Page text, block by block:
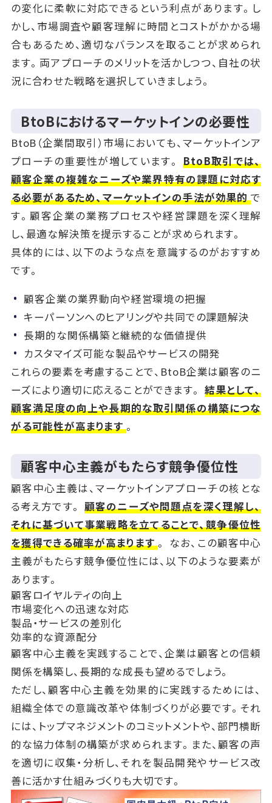
の変化に柔軟に対応できるという利点があります。し
かし、市場調査や顧客理解に時間とコストがかかる場
合もあるため、適切なバランスを取ることが求められ
ます。両アプローチのメリットを活かしつつ、自社の状
況に合わせた戦略を選択していきましょう。
BtoBにおけるマーケットインの必要性
BtoB（企業間取引）市場においても、マーケットインア
プローチの重要性が増しています。BtoB取引では、
顧客企業の複雑なニーズや業界特有の課題に対応す
る必要があるため、マーケットインの手法が効果的で
す。顧客企業の業務プロセスや経営課題を深く理解
し、最適な解決策を提示することが求められます。
具体的には、以下のような点を意識するのがおすすめ
です。
顧客企業の業界動向や経営環境の把握
キーパーソンへのヒアリングや共同での課題解決
長期的な関係構築と継続的な価値提供
カスタマイズ可能な製品やサービスの開発
これらの要素を考慮することで、BtoB企業は顧客のニ
ーズにより適切に応えることができます。結果として、
顧客満足度の向上や長期的な取引関係の構築につな
がる可能性が高まります。
顧客中心主義がもたらす競争優位性
顧客中心主義は、マーケットインアプローチの核とな
る考え方です。顧客のニーズや問題点を深く理解し、
それに基づいて事業戦略を立てることで、競争優位性
を獲得できる確率が高まります。 なお、この顧客中心
主義がもたらす競争優位性には、以下のような要素が
あります。
顧客ロイヤルティの向上
市場変化への迅速な対応
製品・サービスの差別化
効率的な資源配分
顧客中心主義を実践することで、企業は顧客との信頼
関係を構築し、長期的な成長も望めるでしょう。
ただし、顧客中心主義を効果的に実践するためには、
組織全体での意識改革や体制づくりが必要です。それ
には、トップマネジメントのコミットメントや、部門横断
的な協力体制の構築が求められます。また、顧客の声
を適切に収集・分析し、それを製品開発やサービス改
善に活かす仕組みづくりも大切です。